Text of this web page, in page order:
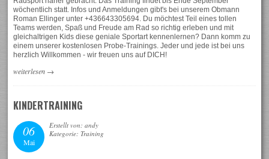
wöchentlich statt. Infos und Anmeldungen gibt's bei unserem Obmann
Roman Ellinger unter +436643305694. Du möchtest Teil eines tollen
Teams werden, Spaß und Freude am Rad so richtig erleben und mit
gleichaltrigen Kids diese geniale Sportart kennenlernen? Dann komm zu
einem unserer kostenlosen Probe-Trainings. Jeder und jede ist bei uns
herzlich Willkommen - wir freuen uns auf DICH!
weiterlesen →
KINDERTRAINING
06
Mai
Erstellt von: andy
Kategorie: Training